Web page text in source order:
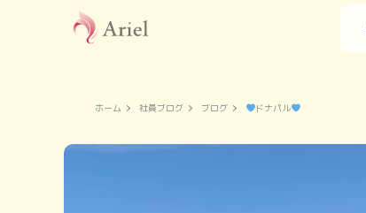
ホーム 社員ブログ ブログ ドナパル